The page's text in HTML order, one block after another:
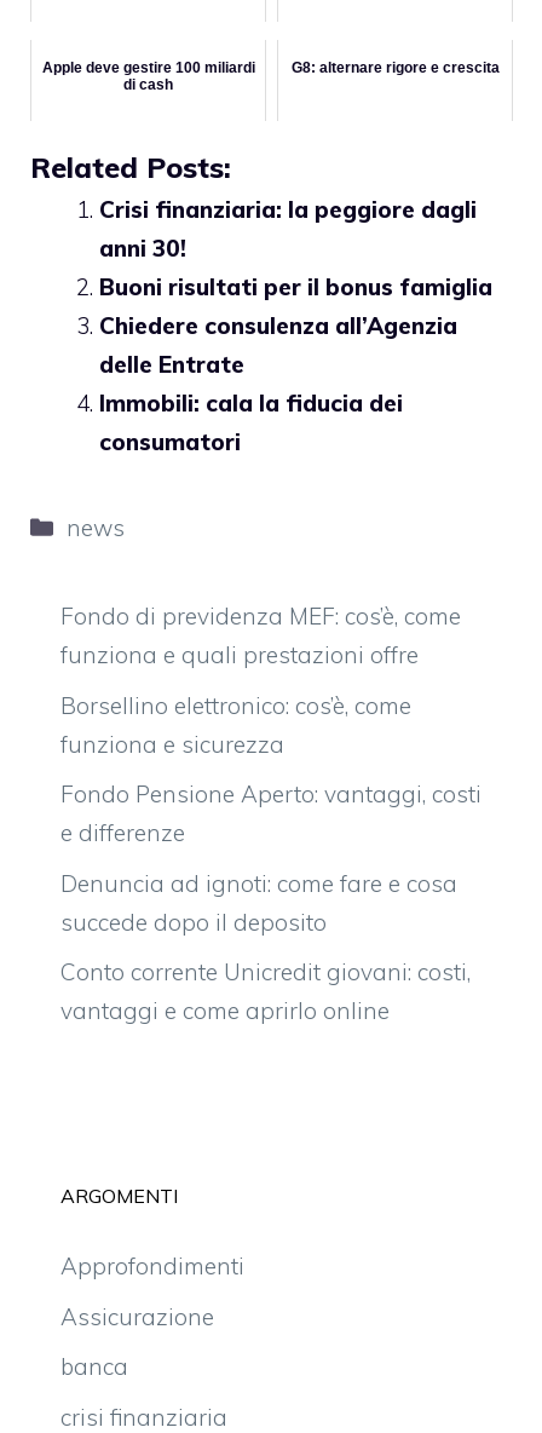
Apple deve gestire 100 miliardi
di cash
G8: alternare rigore e crescita
Related Posts:
Crisi finanziaria: la peggiore dagli
anni 30!
Buoni risultati per il bonus famiglia
Chiedere consulenza all’Agenzia
delle Entrate
Immobili: cala la fiducia dei
consumatori
Categorie
news
Fondo di previdenza MEF: cos’è, come
funziona e quali prestazioni offre
Borsellino elettronico: cos’è, come
funziona e sicurezza
Fondo Pensione Aperto: vantaggi, costi
e differenze
Denuncia ad ignoti: come fare e cosa
succede dopo il deposito
Conto corrente Unicredit giovani: costi,
vantaggi e come aprirlo online
ARGOMENTI
Approfondimenti
Assicurazione
banca
crisi finanziaria